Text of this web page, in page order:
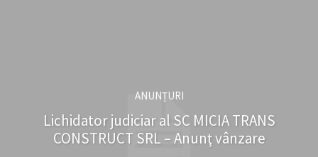
ANUNȚURI
Lichidator judiciar al SC MICIA TRANS
CONSTRUCT SRL – Anunţ vânzare